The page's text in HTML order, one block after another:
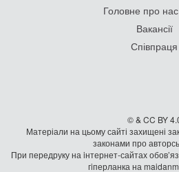
Головне про
Вакансії
Співпраця
© & CC BY
Матеріали на цьому сайті захищені
законами про
При передруку на iнтернет-сайтах
гiперланка на